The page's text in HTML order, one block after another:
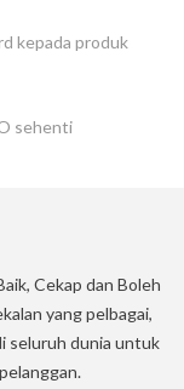
kepada produk
sehenti
Cekap dan Boleh
yang pelbagai,
seluruh dunia untuk